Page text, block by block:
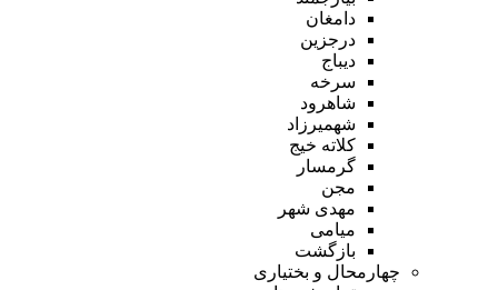
دامغان
درجزین
دیباج
سرخه
شاهرود
شهمیرزاد
کلاته خیج
گرمسار
مجن
مهدی شهر
میامی
بازگشت
چهارمحال و بختیاری